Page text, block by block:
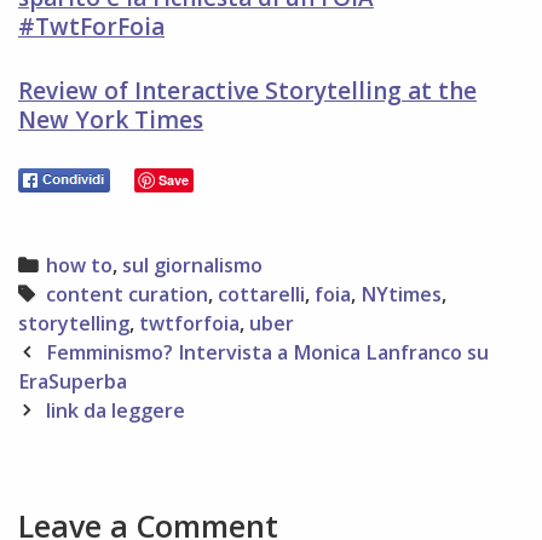
#TwtForFoia
Review of Interactive Storytelling at the
New York Times
Save
Categories
how to, sul giornalismo
Tags
content curation, cottarelli, foia, NYtimes,
storytelling, twtforfoia, uber
Post
navigation
Femminismo? Intervista a Monica Lanfranco su
EraSuperba
link da leggere
Leave a Comment